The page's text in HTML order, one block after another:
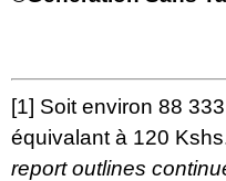
[1] Soit environ 88
équivalant à 120
report outlines